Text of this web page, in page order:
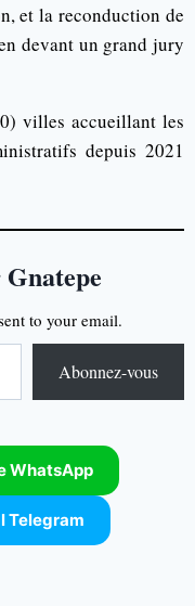
et la reconduction de
devant un grand jury
villes accueillant les
depuis 2021
to your email.
Abonnez-vous
WhatsApp
Telegram